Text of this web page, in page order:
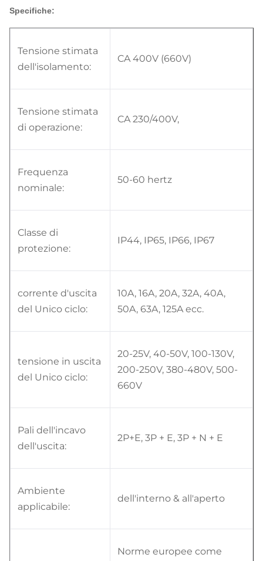
Specifiche:
Tensione stimata
dell'isolamento:
CA 400V (660V)
Tensione stimata
di operazione:
CA 230/400V,
Frequenza
nominale:
50-60 hertz
Classe di
protezione:
IP44, IP65, IP66, IP67
corrente d'uscita
del Unico ciclo:
10A, 16A, 20A, 32A, 40A,
50A, 63A, 125A ecc.
tensione in uscita
del Unico ciclo:
20-25V, 40-50V, 100-130V,
200-250V, 380-480V, 500-
660V
Pali dell'incavo
dell'uscita:
2P+E, 3P + E, 3P + N + E
Ambiente
applicabile:
dell'interno & all'aperto
Norme europee come